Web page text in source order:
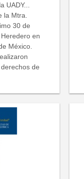
UADY...
la Mtra.
30 de
en
México.
de